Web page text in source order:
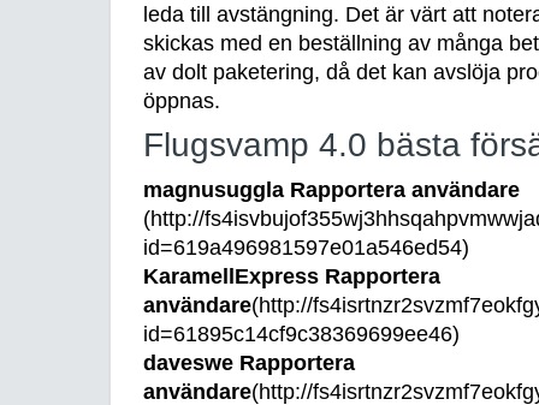
leda till avstängning. Det är värt att
skickas med en beställning av många
av dolt paketering, då det kan avslöja
öppnas.
Flugsvamp 4.0 bästa
magnusuggla Rapportera användare
(http://
id=619a496981597e01a546ed54)
KaramellExpress Rapportera
användare(http://
id=61895c14cf9c38369699ee46)
daveswe Rapportera
användare(http://